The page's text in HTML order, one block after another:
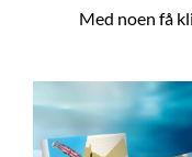
Med noen få